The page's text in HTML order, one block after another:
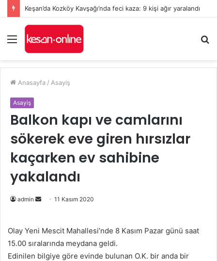
Keşan’da Kozköy Kavşağı’nda feci kaza: 9 kişi ağır yaralandı
Menü
...
Anasayfa / Asayiş
Asayiş
Balkon kapı ve camlarını
sökerek eve giren hırsızlar
kaçarken ev sahibine
yakalandı
admin
Bir
göndermek
11 Kasım 2020
Olay Yeni Mescit Mahallesi’nde 8 Kasım Pazar günü saat
15.00 sıralarında meydana geldi.
Edinilen bilgiye göre evinde bulunan O.K. bir anda bir